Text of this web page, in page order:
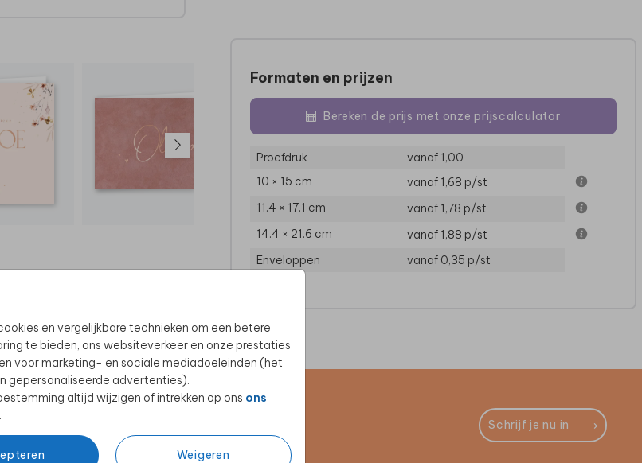
en vergelijkbare technieken om een betere
te bieden, ons websiteverkeer en onze prestaties
voor marketing- en sociale mediadoeleinden (het
gepersonaliseerde advertenties).
altijd wijzigen of intrekken op ons ons
.
Weigeren
GEBOORTEBORD
Formaten en prijzen
Bereken de prijs met onze prijscalculator
Proefdruk
vanaf 1,00
10 × 15 cm
vanaf 1,68 p/st
11.4 × 17.1 cm
vanaf 1,78 p/st
14.4 × 21.6 cm
vanaf 1,88 p/st
Enveloppen
vanaf 0,35 p/st
Schrijf je nu in